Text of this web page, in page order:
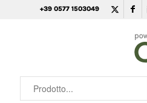
+39 0577 1503049